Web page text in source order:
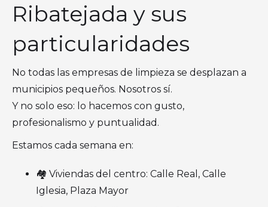
Ribatejada y sus
particularidades
No todas las empresas de limpieza se desplazan a
municipios pequeños. Nosotros sí.
Y no solo eso: lo hacemos con gusto,
profesionalismo y puntualidad.
Estamos cada semana en:
🏘️ Viviendas del centro: Calle Real, Calle
Iglesia, Plaza Mayor